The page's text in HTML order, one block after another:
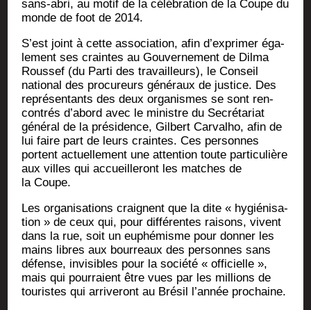
sans-abri, au motif de la célé­bra­tion de la Coupe du
monde de foot de 2014.
S’est joint à cette asso­cia­tion, afin d’exprimer éga­
le­ment ses craintes au Gou­ver­ne­ment de Dil­ma
Rous­sef (du Par­ti des tra­vailleurs), le Conseil
natio­nal des pro­cu­reurs géné­raux de jus­tice. Des
repré­sen­tants des deux orga­nismes se sont ren­
con­trés d’abord avec le ministre du Secré­ta­riat
géné­ral de la pré­si­dence, Gil­bert Car­val­ho, afin de
lui faire part de leurs craintes. Ces per­sonnes
portent actuel­le­ment une atten­tion toute par­ti­cu­lière
aux villes qui accueille­ront les matches de
la Coupe.
Les orga­ni­sa­tions craignent que la dite « hygié­ni­sa­
tion » de ceux qui, pour dif­fé­rentes rai­sons, vivent
dans la rue, soit un euphé­misme pour don­ner les
mains libres aux bour­reaux des per­sonnes sans
défense, invi­sibles pour la socié­té « offi­cielle »,
mais qui pour­raient être vues par les mil­lions de
tou­ristes qui arri­ve­ront au Bré­sil l’année prochaine.